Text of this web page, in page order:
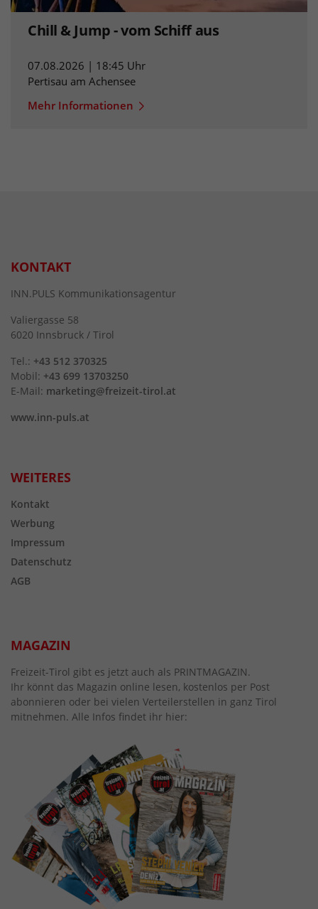
Chill & Jump - vom Schiff aus
07.08.2026 | 18:45 Uhr
Pertisau am Achensee
Mehr Informationen
KONTAKT
INN.PULS Kommunikationsagentur
Valiergasse 58
6020 Innsbruck / Tirol
Tel.: +43 512 370325
Mobil: +43 699 13703250
E-Mail: marketing@freizeit-tirol.at
www.inn-puls.at
WEITERES
Kontakt
Werbung
Impressum
Datenschutz
AGB
MAGAZIN
Freizeit-Tirol gibt es jetzt auch als PRINTMAGAZIN.
Ihr könnt das Magazin online lesen, kostenlos per Post
abonnieren oder bei vielen Verteilerstellen in ganz Tirol
mitnehmen. Alle Infos findet ihr hier: